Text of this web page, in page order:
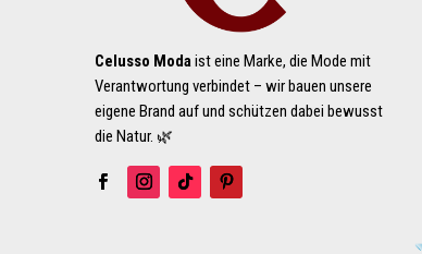
Celusso Modaist eine Marke, die Mode mit
Verantwortung verbindet – wir bauen unsere
eigene Brand auf und schützen dabei bewusst
die Natur. 🌿